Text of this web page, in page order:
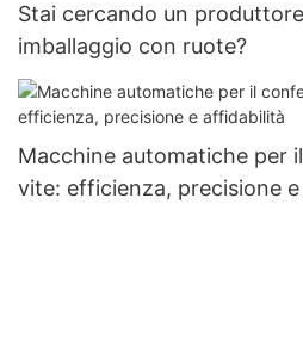
Stai cercando un
imballaggio con ruote?
Macchine automatiche per
vite: efficienza, precisione